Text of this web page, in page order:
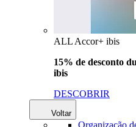
ALL Accor+ ibis
15% de desconto
ibis
DESCOBRIR
Voltar
Organização